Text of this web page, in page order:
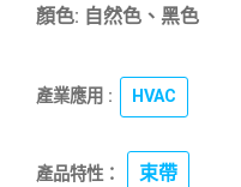
顏色: 自然色、黑色
產業應用 : HVAC
產品特性： 束帶